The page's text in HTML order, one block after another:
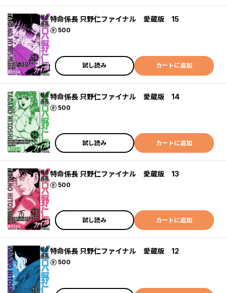
特命係長 只野仁ファイナル 愛蔵版 15
500
ポイント
試し読み カートに追加
特命係長 只野仁ファイナル 愛蔵版 14
500
ポイント
試し読み カートに追加
特命係長 只野仁ファイナル 愛蔵版 13
500
ポイント
試し読み カートに追加
特命係長 只野仁ファイナル 愛蔵版 12
500
ポイント